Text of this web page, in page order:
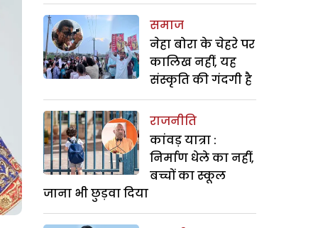
समाज
नेहा बोरा के चेहरे पर
कालिख नहीं, यह
संस्कृति की गंदगी है
राजनीति
कांवड़ यात्रा :
निर्माण धेले का नहीं,
बच्चों का स्कूल
जाना भी छुड़वा दिया